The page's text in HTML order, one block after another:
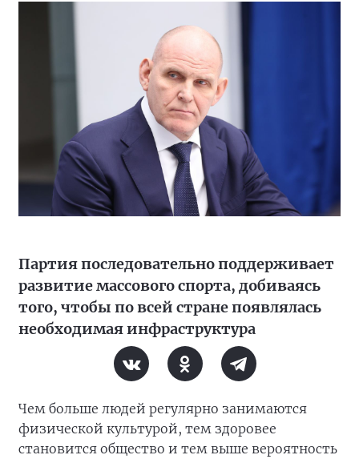
Партия последовательно поддерживает
развитие массового спорта, добиваясь
того, чтобы по всей стране появлялась
необходимая инфраструктура
Чем больше людей регулярно занимаются
физической культурой, тем здоровее
становится общество и тем выше вероятность